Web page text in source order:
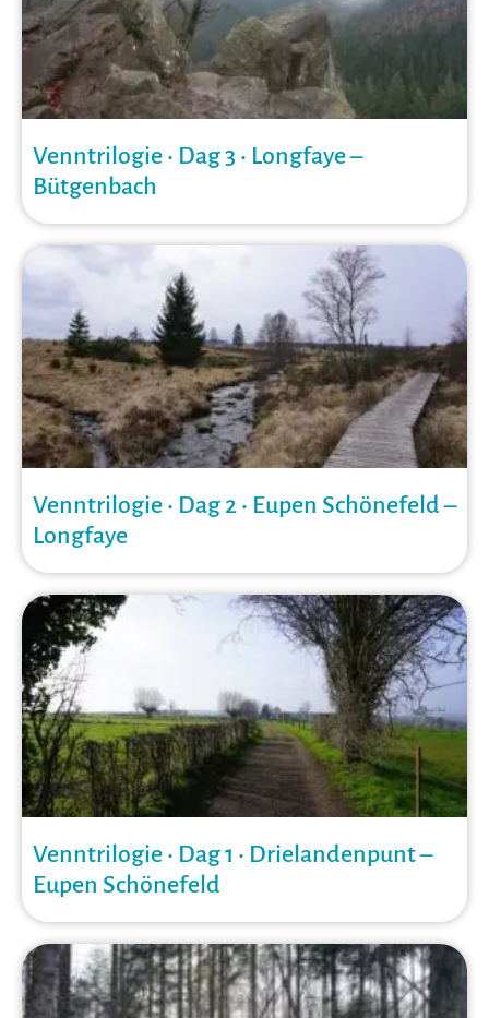
Venntrilogie • Dag 3 • Longfaye –
Bütgenbach
Venntrilogie • Dag 2 • Eupen Schönefeld –
Longfaye
Venntrilogie • Dag 1 • Drielandenpunt –
Eupen Schönefeld